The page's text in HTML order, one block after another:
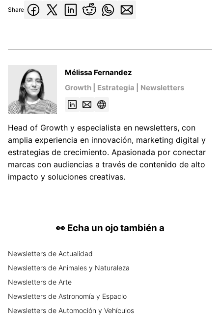
Share
Mélissa Fernandez
Growth | Estrategia | Newsletters
Head of Growth y especialista en newsletters, con
amplia experiencia en innovación, marketing digital y
estrategias de crecimiento. Apasionada por conectar
marcas con audiencias a través de contenido de alto
impacto y soluciones creativas.
👀 Echa un ojo también a
Newsletters de Actualidad
Newsletters de Animales y Naturaleza
Newsletters de Arte
Newsletters de Astronomía y Espacio
Newsletters de Automoción y Vehículos